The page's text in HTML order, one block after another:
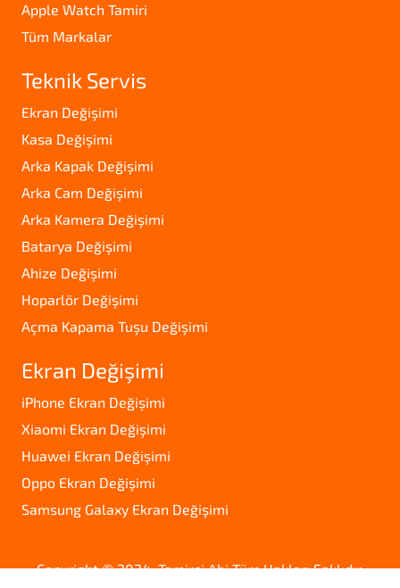
Apple Watch Tamiri
Tüm Markalar
Teknik Servis
Ekran Değişimi
Kasa Değişimi
Arka Kapak Değişimi
Arka Cam Değişimi
Arka Kamera Değişimi
Batarya Değişimi
Ahize Değişimi
Hoparlör Değişimi
Açma Kapama Tuşu Değişimi
Ekran Değişimi
iPhone Ekran Değişimi
Xiaomi Ekran Değişimi
Huawei Ekran Değişimi
Oppo Ekran Değişimi
Samsung Galaxy Ekran Değişimi
Copyright © 2024. Tamirci Abi Tüm Hakları Saklıdır.